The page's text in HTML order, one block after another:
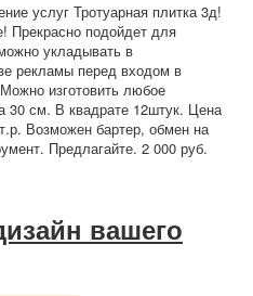
услуг Тротуарная плитка 3д!
Прекрасно подойдет для
укладывать в
рекламы перед входом в
изготовить любое
30 см. В квадрате 12штук. Цена
Возможен бартер, обмен на
Предлагайте. 2 000 руб.
вашего